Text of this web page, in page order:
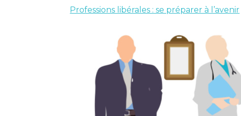
Professions libérales : se préparer à l’avenir